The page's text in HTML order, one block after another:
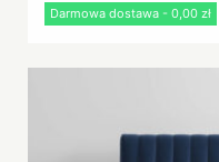
Darmowa dostawa - 0,00 zł